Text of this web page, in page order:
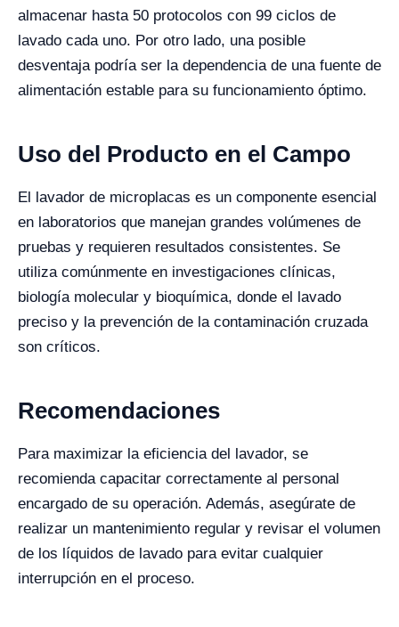
almacenar hasta 50 protocolos con 99 ciclos de
lavado cada uno. Por otro lado, una posible
desventaja podría ser la dependencia de una fuente de
alimentación estable para su funcionamiento óptimo.
Uso del Producto en el Campo
El lavador de microplacas es un componente esencial
en laboratorios que manejan grandes volúmenes de
pruebas y requieren resultados consistentes. Se
utiliza comúnmente en investigaciones clínicas,
biología molecular y bioquímica, donde el lavado
preciso y la prevención de la contaminación cruzada
son críticos.
Recomendaciones
Para maximizar la eficiencia del lavador, se
recomienda capacitar correctamente al personal
encargado de su operación. Además, asegúrate de
realizar un mantenimiento regular y revisar el volumen
de los líquidos de lavado para evitar cualquier
interrupción en el proceso.